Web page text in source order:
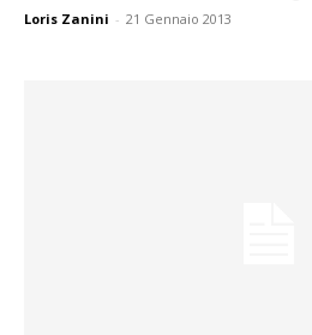
Loris Zanini - 21 Gennaio 2013